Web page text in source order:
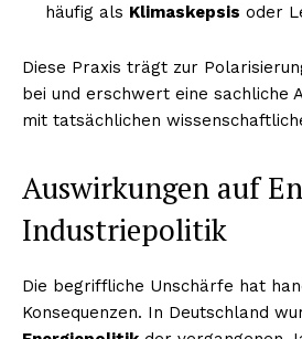
häufig als Klimaskepsis oder
Diese Praxis trägt zur
bei und erschwert eine sachliche
mit tatsächlichen
Auswirkungen auf
Industriepolitik
Die begriffliche Unschärfe hat
Konsequenzen. In Deutschland